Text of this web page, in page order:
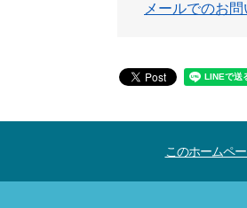
メールでのお
このホームペ